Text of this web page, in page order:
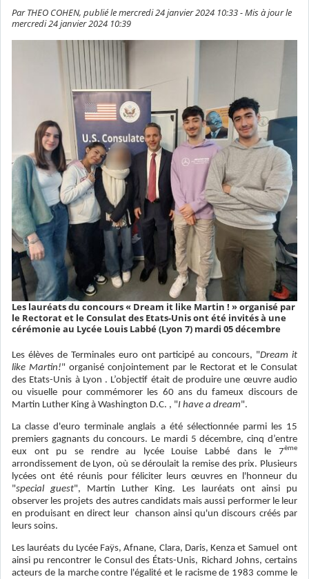
Par THEO COHEN, publié le mercredi 24 janvier 2024 10:33 - Mis à jour le
mercredi 24 janvier 2024 10:39
Les lauréats du concours « Dream it like Martin ! » organisé par
le Rectorat et le Consulat des Etats-Unis ont été invités à une
cérémonie au Lycée Louis Labbé (Lyon 7) mardi 05 décembre
Les élèves de Terminales euro ont participé au concours, "Dream it
like Martin!" organisé conjointement par le Rectorat et le Consulat
des Etats-Unis à Lyon . L’objectif était de produire une œuvre audio
ou visuelle pour commémorer les 60 ans du fameux discours de
Martin Luther King à Washington D.C. , "I have a dream".
La classe d'euro terminale anglais a été sélectionnée parmi les 15
premiers gagnants du concours. Le mardi 5 décembre, cinq d’entre
eux ont pu se rendre au lycée Louise Labbé dans le 7ème
arrondissement de Lyon, où se déroulait la remise des prix. Plusieurs
lycées ont été réunis pour féliciter leurs œuvres en l'honneur du
"special guest", Martin Luther King. Les lauréats ont ainsi pu
observer les projets des autres candidats mais aussi performer le leur
en produisant en direct leur chanson ainsi qu'un discours créés par
leurs soins.
Les lauréats du Lycée Faÿs, Afnane, Clara, Daris, Kenza et Samuel ont
ainsi pu rencontrer le Consul des États-Unis, Richard Johns, certains
acteurs de la marche contre l'égalité et le racisme de 1983 comme le